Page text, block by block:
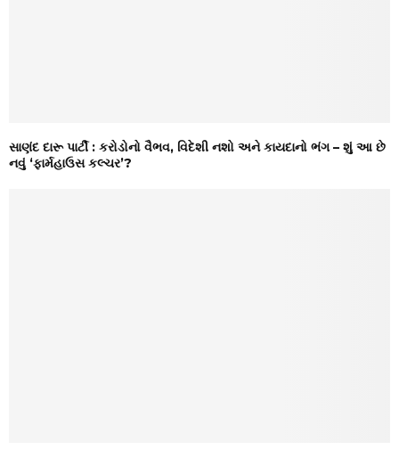
સાણંદ દારૂ પાર્ટી : કરોડોનો વૈભવ, વિદેશી નશો અને કાયદાનો ભંગ – શું આ છે
નવું ‘ફાર્મહાઉસ કલ્ચર’?